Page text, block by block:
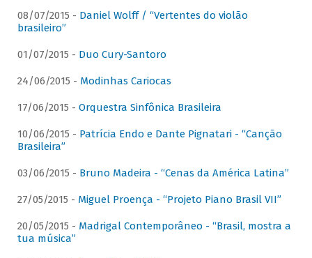
08/07/2015 - Daniel Wolff / “Vertentes do violão
brasileiro”
01/07/2015 - Duo Cury-Santoro
24/06/2015 - Modinhas Cariocas
17/06/2015 - Orquestra Sinfônica Brasileira
10/06/2015 - Patrícia Endo e Dante Pignatari - “Canção
Brasileira”
03/06/2015 - Bruno Madeira - “Cenas da América Latina”
27/05/2015 - Miguel Proença - “Projeto Piano Brasil VII”
20/05/2015 - Madrigal Contemporâneo - “Brasil, mostra a
tua música”